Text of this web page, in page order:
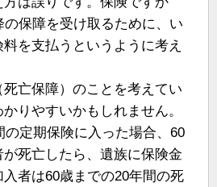
の保障を受け取るために、い
を支払うというように考え
亡保障）のことを考えてい
りやすいかもしれません。
の定期保険に入った場合、60
死亡したら、遺族に保険金
者は60歳までの20年間の死